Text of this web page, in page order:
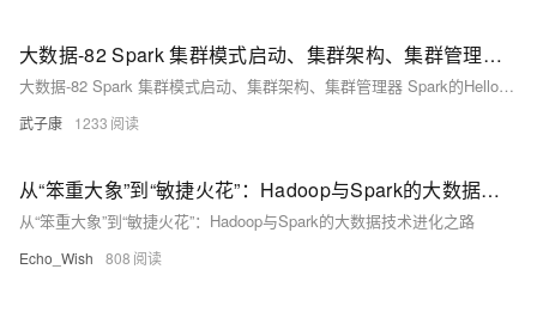
大数据-82 Spark 集群模式启动、集群架构、集群管理器 Spark的HelloWorld + Hadoop + HDFS
大数据-82 Spark 集群模式启动、集群架构、集群管理器 Spark的HelloWorld + Hadoop + HDFS
武子康 1233
从“笨重大象”到“敏捷火花”：Hadoop与Spark的大数据技术进化之路
从“笨重大象”到“敏捷火花”：Hadoop与Spark的大数据技术进化之路
Echo_Wish 808